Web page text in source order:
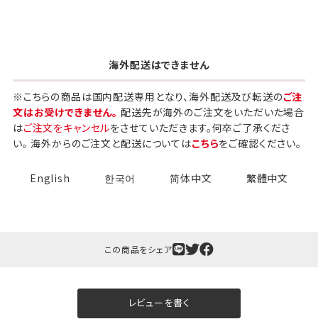
ギフト包装について
斗（のし）掛け・ギフト包装・手提げ袋を無料サービス
しております。
海外配送はできません
※こちらの商品は国内配送専用となり、海外配送及び転送のご注
文はお受けできません。 配送先が海外のご注文をいただいた場合
はご注文をキャンセルをさせていただきます。何卒ご了承くださ
い。 海外からのご注文と配送についてはこちらをご確認ください。
English 한국어 简体中文 繁體中文
この商品をシェア
レビューを書く